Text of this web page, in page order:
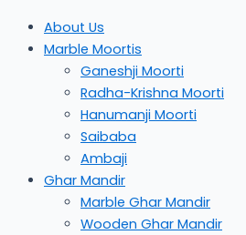
About Us
Marble Moortis
Ganeshji Moorti
Radha-Krishna Moorti
Hanumanji Moorti
Saibaba
Ambaji
Ghar Mandir
Marble Ghar Mandir
Wooden Ghar Mandir